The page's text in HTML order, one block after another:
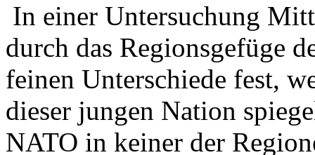
In einer Untersuchung
durch das Regionsgefüge
feinen Unterschiede fest,
dieser jungen Nation
NATO in keiner der